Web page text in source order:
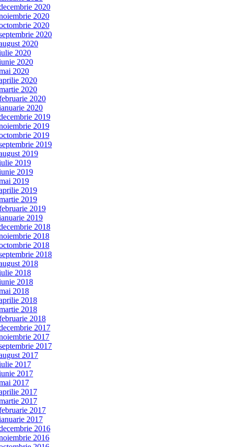
2020
2020
2020
2020
2020
2020
2020
2020
2020
2020
2020
2020
2019
2019
2019
2019
2019
2019
2019
2019
2019
2019
2019
2019
2018
2018
2018
2018
2018
2018
2018
2018
2018
2018
2018
2017
2017
2017
2017
2017
2017
2017
2017
2017
2017
2017
2016
2016